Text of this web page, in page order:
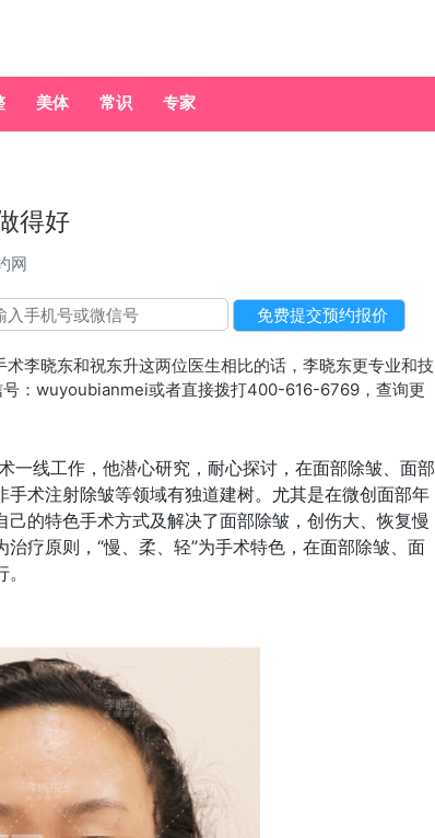
美体 常识 专家
得好
网
李晓东和祝东升这两位医生相比的话，李晓东更专业和技
：wuyoubianmei或者直接拨打400-616-6769，查询更
一线工作，他潜心研究，耐心探讨，在面部除皱、面部
术注射除皱等领域有独道建树。尤其是在微创面部年
的特色手术方式及解决了面部除皱，创伤大、恢复慢
疗原则，“慢、柔、轻”为手术特色，在面部除皱、面